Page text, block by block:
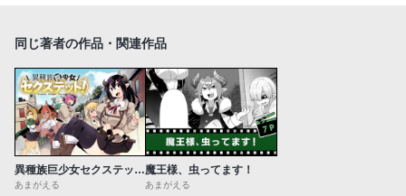
同じ著者の作品・関連作品
異種族巨少女セクステット！
あまがえる
魔王様、虫ってます！
あまがえる